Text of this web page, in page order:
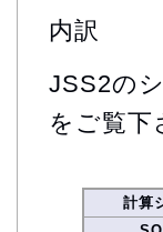
内訳
JSS2の
をご覧下
計算